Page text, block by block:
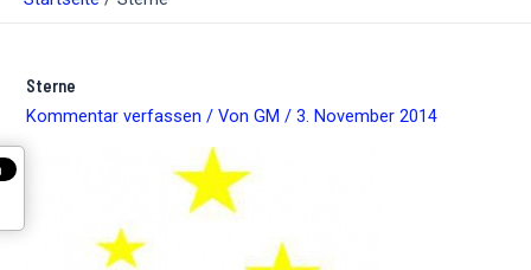
Sterne
Kommentar verfassen / VonGM/3. November 2014